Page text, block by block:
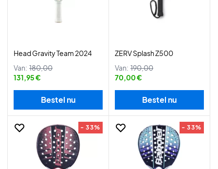
Head Gravity Team 2024
Van: 180,00
131,95 €
Bestel nu
ZERV Splash Z500
Van: 190,00
70,00 €
Bestel nu
- 33% - 33%